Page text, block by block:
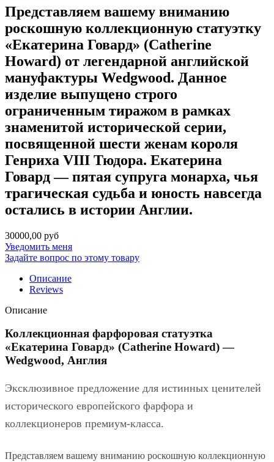
Представляем вашему вниманию
роскошную коллекционную статуэтку
«Екатерина Говард» (Catherine
Howard) от легендарной английской
мануфактуры Wedgwood. Данное
изделие выпущено строго
ограниченным тиражом в рамках
знаменитой исторической серии,
посвященной шести женам короля
Генриха VIII Тюдора. Екатерина
Говард — пятая супруга монарха, чья
трагическая судьба и юность навсегда
остались в истории Англии.
30000,00 руб
Уведомить меня
Задайте вопрос по этому товару
Описание
Reviews
Описание
Коллекционная фарфоровая статуэтка
«Екатерина Говард» (Catherine Howard) —
Wedgwood, Англия
Эксклюзивное предложение для истинных ценителей
исторического европейского фарфора и
коллекционеров премиум-класса.
Представляем вашему вниманию роскошную коллекционную